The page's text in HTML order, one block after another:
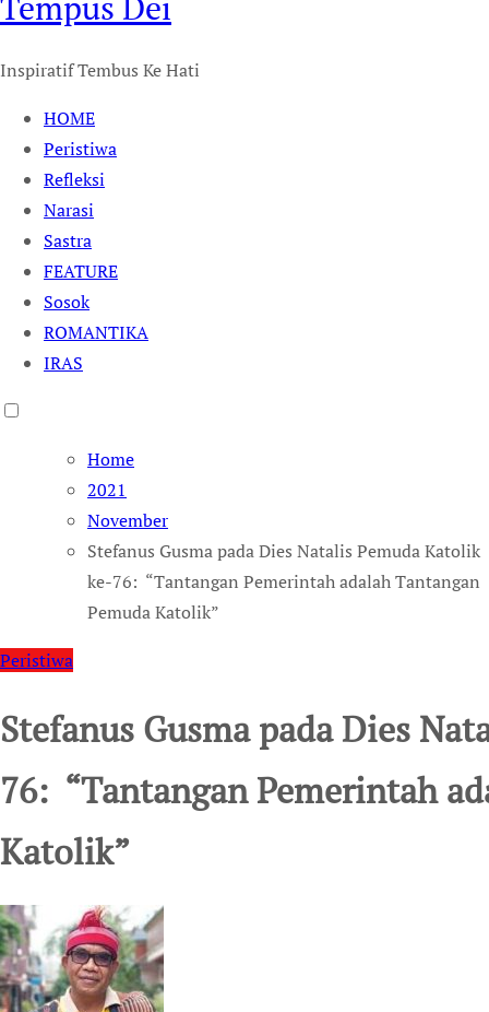
Inspiratif Tembus Ke Hati
HOME
Peristiwa
Refleksi
Narasi
Sastra
FEATURE
Sosok
ROMANTIKA
IRAS
Home
2021
November
Stefanus Gusma pada Dies Natalis Pemuda Katolik
ke-76: “Tantangan Pemerintah adalah Tantangan
Pemuda Katolik”
Peristiwa
Stefanus Gusma pada Dies
76: “Tantangan Pemerintah
Katolik”